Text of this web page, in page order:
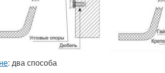
: два способа